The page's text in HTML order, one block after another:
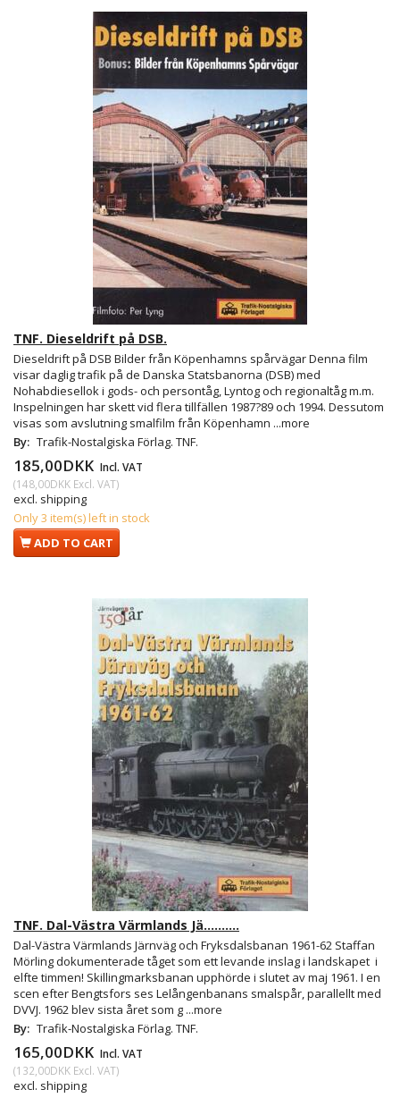
TNF. Dieseldrift på DSB.
Dieseldrift på DSB Bilder från Köpenhamns spårvägar Denna film
visar daglig trafik på de Danska Statsbanorna (DSB) med
Nohabdiesellok i gods- och persontåg, Lyntog och regionaltåg m.m.
Inspelningen har skett vid flera tillfällen 1987?89 och 1994. Dessutom
visas som avslutning smalfilm från Köpenhamn ...more
By: Trafik-Nostalgiska Förlag. TNF.
185,00DKK Incl. VAT
(148,00DKK Excl. VAT)
excl. shipping
Only 3 item(s) left in stock
ADD TO CART
TNF. Dal-Västra Värmlands Jä..........
Dal-Västra Värmlands Järnväg och Fryksdalsbanan 1961-62 Staffan
Mörling dokumenterade tåget som ett levande inslag i landskapet  i
elfte timmen! Skillingmarksbanan upphörde i slutet av maj 1961. I en
scen efter Bengtsfors ses Lelångenbanans smalspår, parallellt med
DVVJ. 1962 blev sista året som g ...more
By: Trafik-Nostalgiska Förlag. TNF.
165,00DKK Incl. VAT
(132,00DKK Excl. VAT)
excl. shipping